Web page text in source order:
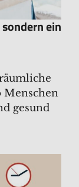
ein
Menschen
gesund